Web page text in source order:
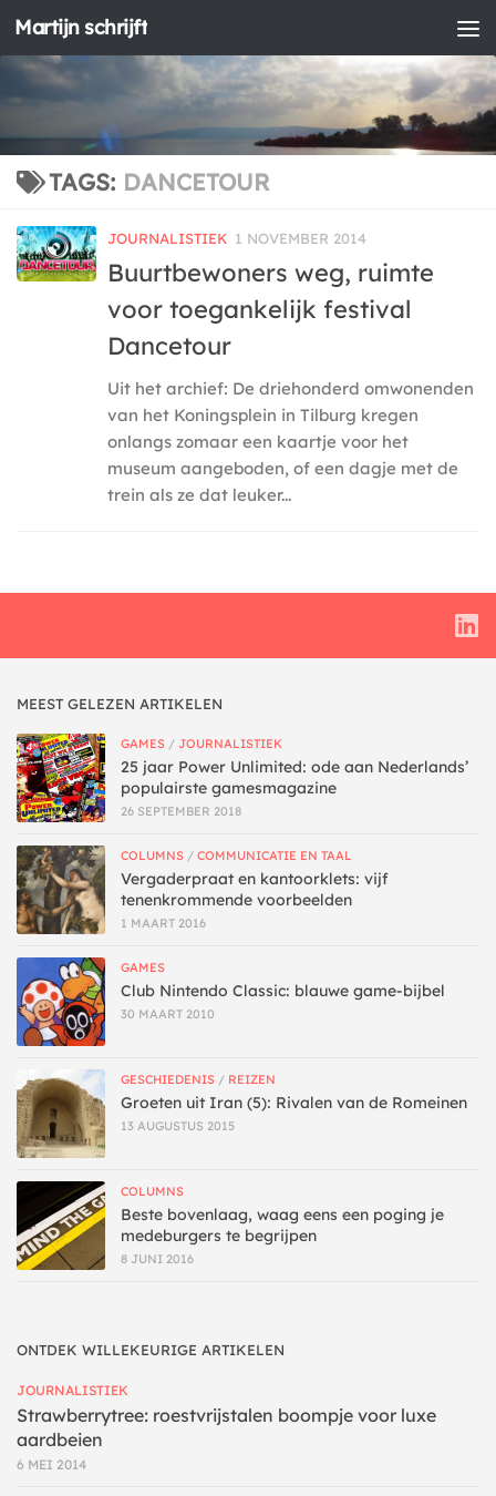
Doorgaan naar inhoud
Martijn schrijft
TAGS: DANCETOUR
JOURNALISTIEK 1 NOVEMBER 2014
Buurtbewoners weg, ruimte
voor toegankelijk festival
Dancetour
Uit het archief: De driehonderd omwonenden
van het Koningsplein in Tilburg kregen
onlangs zomaar een kaartje voor het
museum aangeboden, of een dagje met de
trein als ze dat leuker...
MEEST GELEZEN ARTIKELEN
GAMES / JOURNALISTIEK
25 jaar Power Unlimited: ode aan Nederlands’
populairste gamesmagazine
26 SEPTEMBER 2018
COLUMNS / COMMUNICATIE EN TAAL
Vergaderpraat en kantoorklets: vijf
tenenkrommende voorbeelden
1 MAART 2016
GAMES
Club Nintendo Classic: blauwe game-bijbel
30 MAART 2010
GESCHIEDENIS / REIZEN
Groeten uit Iran (5): Rivalen van de Romeinen
13 AUGUSTUS 2015
COLUMNS
Beste bovenlaag, waag eens een poging je
medeburgers te begrijpen
8 JUNI 2016
ONTDEK WILLEKEURIGE ARTIKELEN
JOURNALISTIEK
Strawberrytree: roestvrijstalen boompje voor luxe
aardbeien
6 MEI 2014